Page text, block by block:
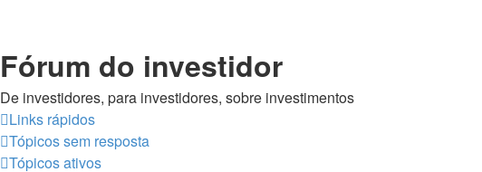
Fórum do investidor
De investidores, para investidores, sobre investimentos
Links rápidos
Tópicos sem resposta
Tópicos ativos